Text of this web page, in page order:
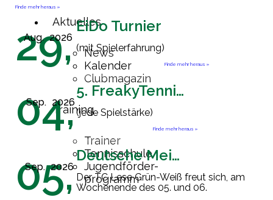
Aktuelles
News
Kalender
Clubmagazin
Training
Trainer
Tennisschule
Jugendförder-
programm
Finde mehr heraus »
Aug.
29,
2026
EiDo Turnier
(mit Spielerfahrung)
Finde mehr heraus »
Sep.
04,
2026
5. FreakyTennisFriday
(jede Spielstärke)
Finde mehr heraus »
Sep.
05,
2026
Deutsche Meisterschaft Herren 60
Der TC Lese Grün-Weiß freut sich, am
Wochenende des 05. und 06.